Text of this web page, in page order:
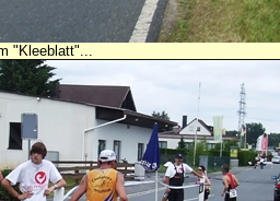
"Kleeblatt"...